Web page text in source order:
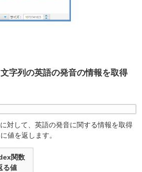
字列の英語の発音の情報を取得
対して、英語の発音に関する情報を取得
値を返します。
関数
る値